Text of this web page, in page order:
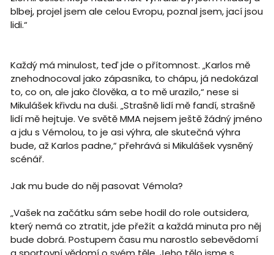
blbej, projel jsem ale celou Evropu, poznal jsem, jací jsou
lidi.“
Každý má minulost, teď jde o přítomnost. „Karlos mě
znehodnocoval jako zápasníka, to chápu, já nedokázal
to, co on, ale jako člověka, a to mě urazilo,“ nese si
Mikulášek křivdu na duši. „Strašně lidí mě fandí, strašně
lidí mě hejtuje. Ve světě MMA nejsem ještě žádný jméno
a jdu s Vémolou, to je asi výhra, ale skutečná výhra
bude, až Karlos padne,“ přehrává si Mikulášek vysněný
scénář.
Jak mu bude do něj pasovat Vémola?
„Vašek na začátku sám sebe hodil do role outsidera,
který nemá co ztratit, jde přežít a každá minuta pro něj
bude dobrá. Postupem času mu narostlo sebevědomí